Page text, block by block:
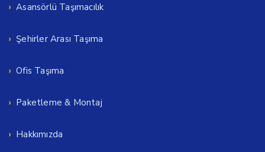
Asansörlü Taşımacılık
Şehirler Arası Taşıma
Ofis Taşıma
Paketleme & Montaj
Hakkımızda